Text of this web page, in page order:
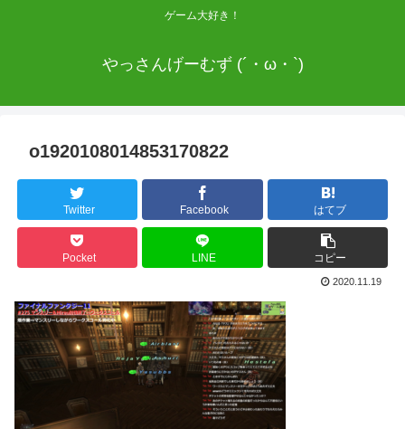
ゲーム大好き！
やっさんげーむず (´・ω・`)
o1920108014853170822
Twitter Facebook はてブ
Pocket LINE コピー
2020.11.19